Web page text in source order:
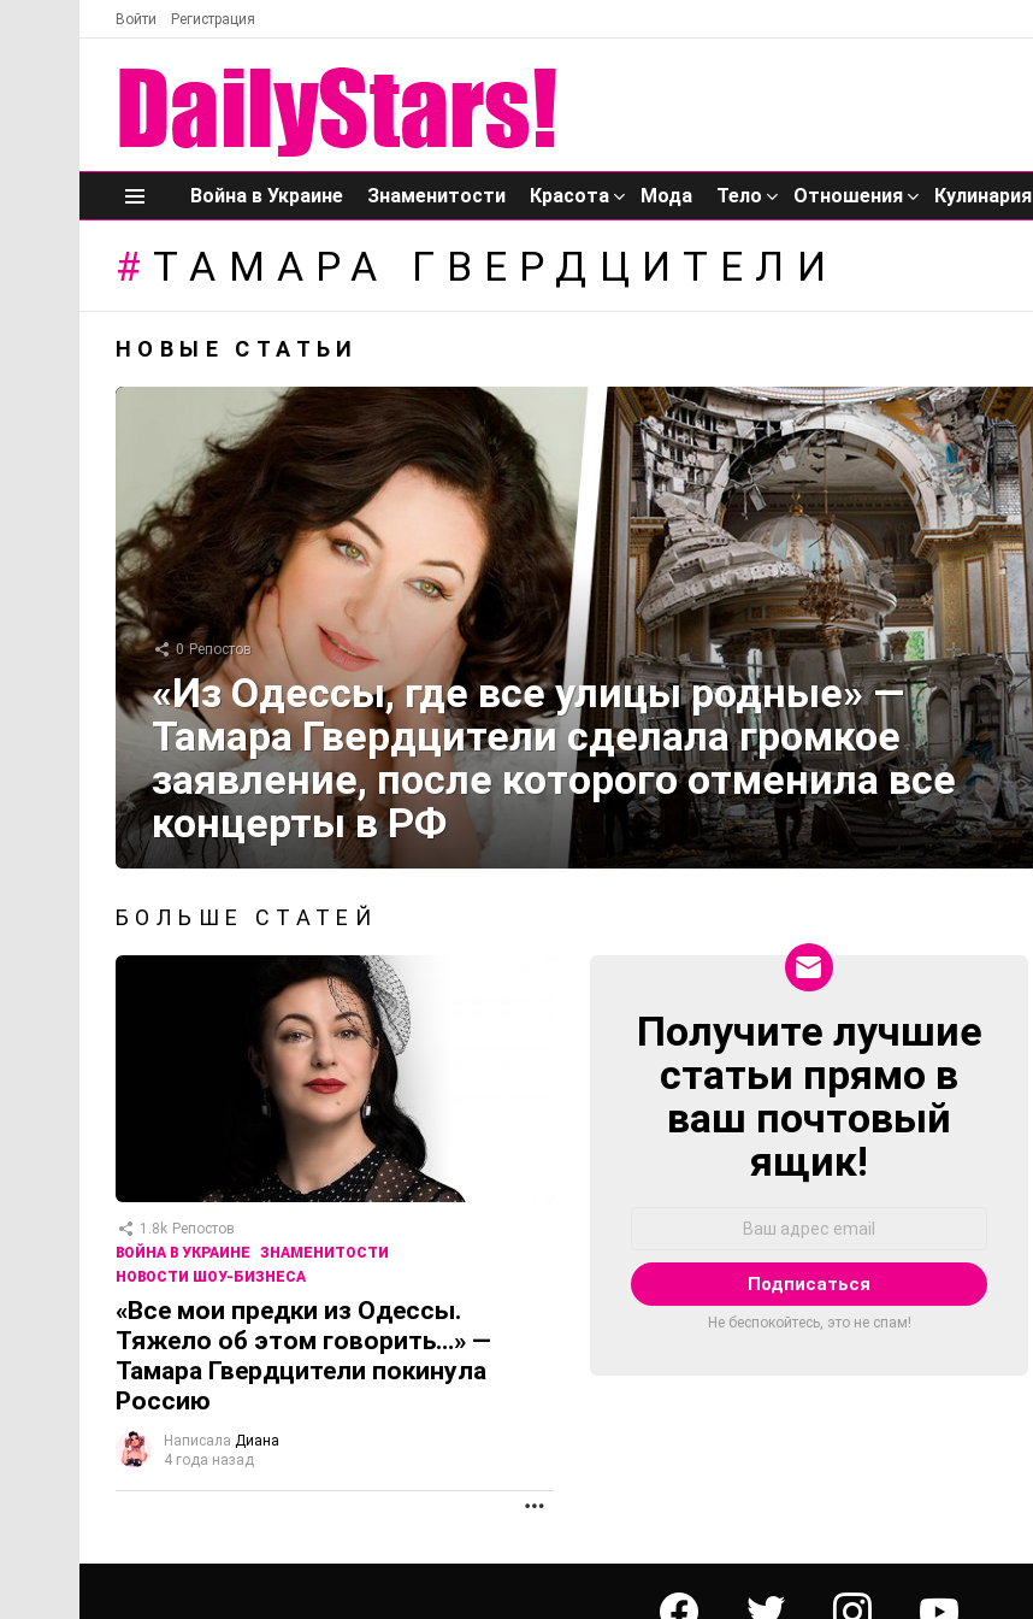
Войти Регистрация
Меню
Война в Украине Знаменитости Красота Мода Тело Отношения Кулинария
ТАМАРА ГВЕРДЦИТЕЛИ
НОВЫЕ СТАТЬИ
0 Репостов
«Из Одессы, где все улицы родные» —
Тамара Гвердцители сделала громкое
заявление, после которого отменила все
концерты в РФ
БОЛЬШЕ СТАТЕЙ
1.8k Репостов
ВОЙНА В УКРАИНЕ
ЗНАМЕНИТОСТИ
НОВОСТИ ШОУ-БИЗНЕСА
«Все мои предки из Одессы.
Тяжело об этом говорить…» —
Тамара Гвердцители покинула
Россию
Написала Диана
4 года назад
NEWSLETTER
Получите лучшие
статьи прямо в
ваш почтовый
ящик!
Не беспокойтесь, это не спам!
facebook twitter instagram youtube